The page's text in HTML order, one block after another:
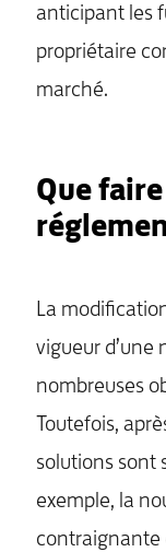
anticipant les
propriétaire
marché.
Que
La
vigueur d’une
nombreuses
Toutefois,
solutions sont
exemple, la
contraignante